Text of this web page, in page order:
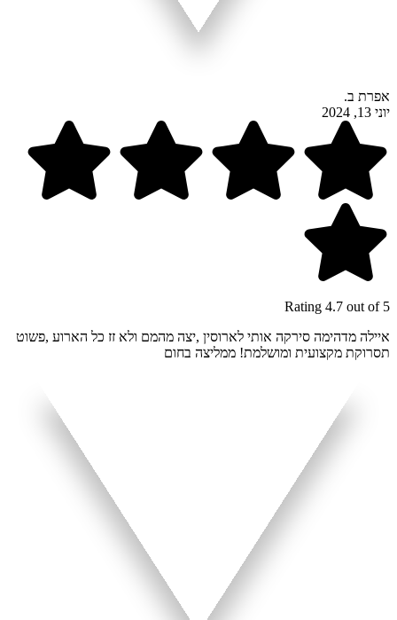
אפרת ב.
יוני 13, 2024
Rating 4.7 out of 5
איילה מדהימה סירקה אותי לארוסין ,יצה מהמם ולא זז כל הארוע ,פשוט
תסרוקת מקצועית ומושלמת! ממליצה בחום